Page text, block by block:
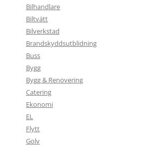
Bilhandlare
Biltvätt
Bilverkstad
Brandskyddsutblidning
Buss
Bygg
Bygg & Renovering
Catering
Ekonomi
EL
Flytt
Golv